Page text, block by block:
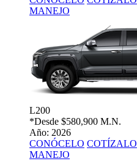
MANEJO
L200
*Desde $580,900 M.N.
Año: 2026
CONÓCELO COTÍZALO
MANEJO